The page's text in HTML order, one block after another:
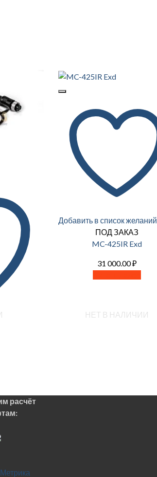
Добавить в список желаний
НЕТ В НАЛИЧИИ
ПОД ЗАКАЗ
MC-425IR Exd
31 000.00₽
расчёт